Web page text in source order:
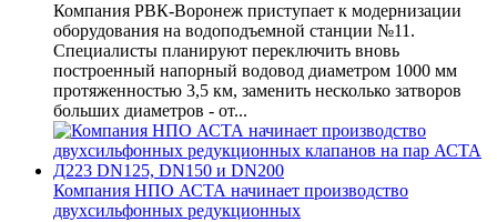
Компания РВК-Воронеж приступает к модернизации
оборудования на водоподъемной станции №11.
Специалисты планируют переключить вновь
построенный напорный водовод диаметром 1000 мм
протяженностью 3,5 км, заменить несколько затворов
больших диаметров - от...
Компания НПО АСТА начинает производство
двухсильфонных редукционных